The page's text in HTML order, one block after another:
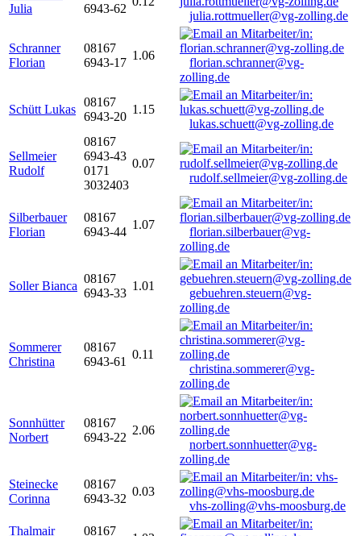
Julia
6943-62
julia.rottmueller@vg-zolling.de
Schranner
Florian
08167
6943-17
1.06
florian.schranner@vg-
zolling.de
Schütt Lukas
08167
6943-20
1.15
lukas.schuett@vg-zolling.de
Sellmeier
Rudolf
08167
6943-43
0171
3032403
0.07
rudolf.sellmeier@vg-zolling.de
Silberbauer
Florian
08167
6943-44
1.07
florian.silberbauer@vg-
zolling.de
Soller Bianca
08167
6943-33
1.01
gebuehren.steuern@vg-
zolling.de
Sommerer
Christina
08167
6943-61
0.11
christina.sommerer@vg-
zolling.de
Sonnhütter
Norbert
08167
6943-22
2.06
norbert.sonnhuetter@vg-
zolling.de
Steinecke
Corinna
08167
6943-32
0.03
vhs-zolling@vhs-moosburg.de
Thalmair
08167